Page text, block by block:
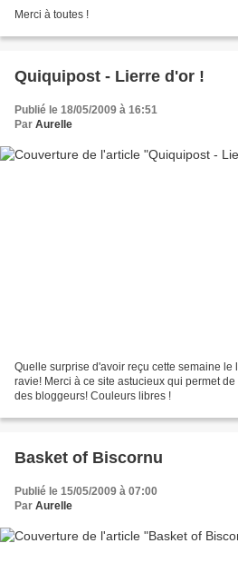
Merci à toutes !
Quiquipost - Lierre d'or !
Publié le 18/05/2009 à 16:51
Par Aurelle
Quelle surprise d'avoir reçu cette semaine le
ravie! Merci à ce site astucieux qui permet
des bloggeurs! Couleurs libres !
Basket of Biscornu
Publié le 15/05/2009 à 07:00
Par Aurelle